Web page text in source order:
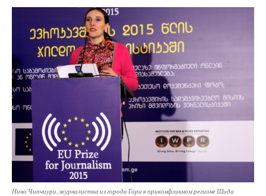
Нино Чипчиури, журналистка из города Гори в приконфликном регионе Шида